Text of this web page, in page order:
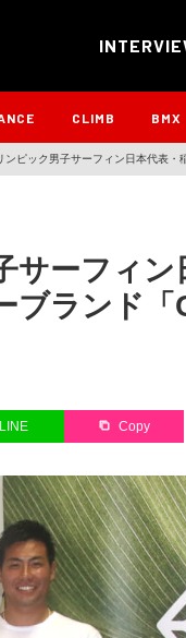
CLIMB BMX
ンピック男子サーフィン日本代表・
サーフィン
ブランド
LINE Copy